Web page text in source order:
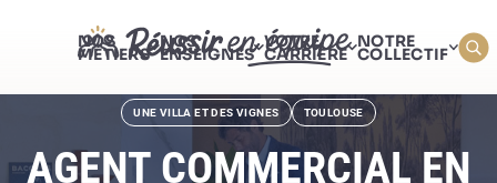
NOS
MÉTIERS
NOS
ENSEIGNES
VOTRE
CARRIÈRE
NOTRE
COLLECTIF
UNE VILLA ET DES VIGNES TOULOUSE
AGENT COMMERCIAL EN